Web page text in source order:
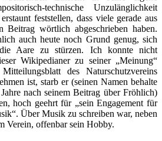
technische Unzulänglichkeit
feststellen, dass viele gerade aus
Beitrag wörtlich abgeschrieben haben.
auch heute noch Grund genug, sich
Aare zu stürzen. Ich konnte nicht
Wikipedianer zu seiner „Meinung“
des Naturschutzvereins
ist, starb er (seinen Namen behalte
nach seinem Beitrag über Fröhlich)
hoch geehrt für „sein Engagement für
Über Musik zu schreiben war, neben
Verein, offenbar sein Hobby.